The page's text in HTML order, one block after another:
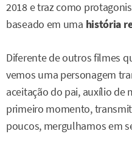
2018 e traz como
baseado em uma história
Diferente de outros filmes
vemos uma personagem
aceitação do pai, auxílio de
primeiro momento,
poucos, mergulhamos em